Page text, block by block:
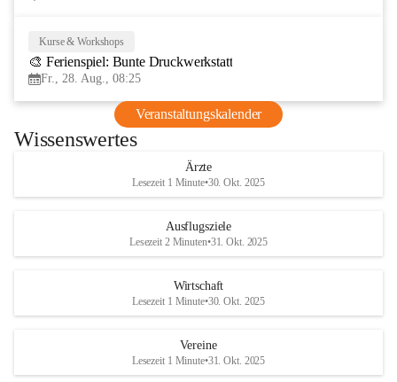
Kurse & Workshops
🎨 Ferienspiel: Bunte Druckwerkstatt
Fr., 28. Aug., 08:25
Veranstaltungskalender
Wissenswertes
Ärzte
Lesezeit 1 Minute•30. Okt. 2025
Ausflugsziele
Lesezeit 2 Minuten•31. Okt. 2025
Wirtschaft
Lesezeit 1 Minute•30. Okt. 2025
Vereine
Lesezeit 1 Minute•31. Okt. 2025